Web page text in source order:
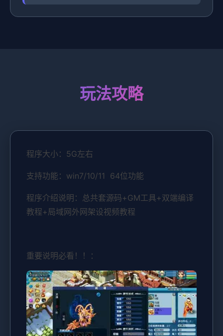
玩法攻略
程序大小：5G左右
支持功能：win7/10/11 64位功能
程序介绍说明：总共套源码+GM工具+双端编译
教程+局域网外网架设视频教程
重要说明必看！！：